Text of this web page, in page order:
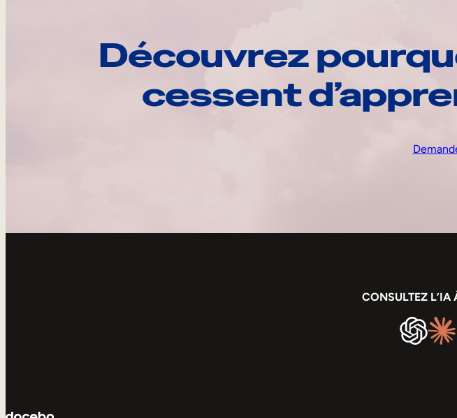
Découvrez
cessent
CONSULTEZ L’IA